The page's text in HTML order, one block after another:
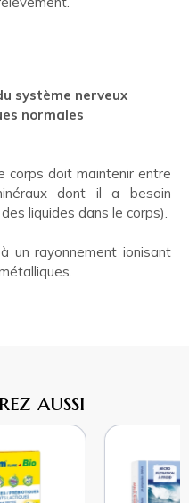
système nerveux
normales
corps doit maintenir entre
dont il a besoin
liquides dans le corps).
un rayonnement ionisant
aussi